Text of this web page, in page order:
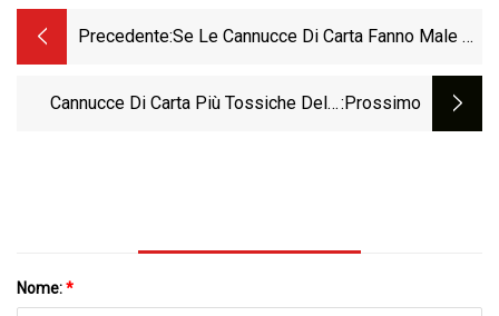
Precedente:Se Le Cannucce Di Carta Fanno Male Al
Cannucce Di Carta Più Tossiche Della:Prossimo
Nome:*